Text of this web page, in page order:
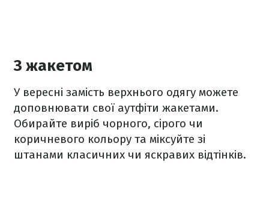
З жакетом
У вересні замість верхнього одягу можете
доповнювати свої аутфіти жакетами.
Обирайте виріб чорного, сірого чи
коричневого кольору та міксуйте зі
штанами класичних чи яскравих відтінків.